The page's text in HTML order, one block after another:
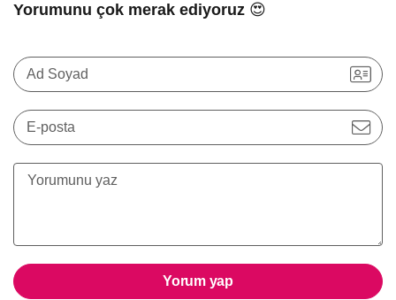
Yorumunu çok merak ediyoruz 😍
Ad Soyad
E-posta
Yorum yap